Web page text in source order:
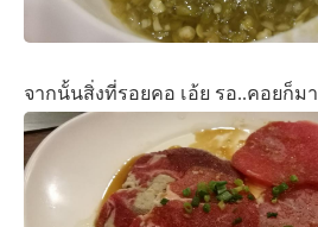
จากนั้นสิ่งที่รอยคอ เอ้ย รอ..คอยก็มา